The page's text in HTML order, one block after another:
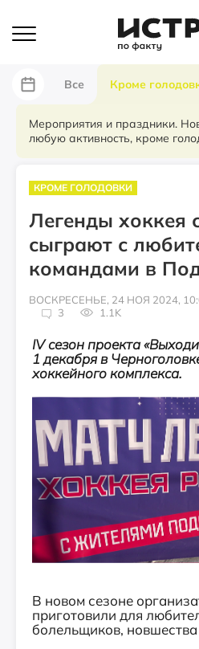
Все Кроме
Мероприятия и праздники.
любую активность, кроме
КРОМЕ ГОЛОДОВКИ
Легенды хоккея
сыграют с
командами в
ВОСКРЕСЕНЬЕ, 24 НОЯ 2024,
3
1.1K
IV сезон проекта
1 декабря в
хоккейного комплекса.
В новом сезоне
приготовили для
болельщиков,